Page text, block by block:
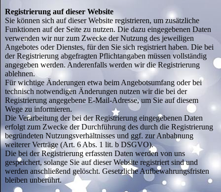
Registrierung auf dieser Website
Sie können sich auf dieser Website registrieren, um zusätzliche
Funktionen auf der Seite zu nutzen. Die dazu eingegebenen Daten
verwenden wir nur zum Zwecke der Nutzung des jeweiligen
Angebotes oder Dienstes, für den Sie sich registriert haben. Die bei
der Registrierung abgefragten Pflichtangaben müssen vollständig
angegeben werden. Anderenfalls werden wir die Registrierung
ablehnen.
Für wichtige Änderungen etwa beim Angebotsumfang oder bei
technisch notwendigen Änderungen nutzen wir die bei der
Registrierung angegebene E-Mail-Adresse, um Sie auf diesem
Wege zu informieren.
Die Verarbeitung der bei der Registrierung eingegebenen Daten
erfolgt zum Zwecke der Durchführung des durch die Registrierung
begründeten Nutzungsverhältnisses und ggf. zur Anbahnung
weiterer Verträge (Art. 6 Abs. 1 lit. b DSGVO).
Die bei der Registrierung erfassten Daten werden von uns
gespeichert, solange Sie auf dieser Website registriert sind und
werden anschließend gelöscht. Gesetzliche Aufbewahrungsfristen
bleiben unberührt.